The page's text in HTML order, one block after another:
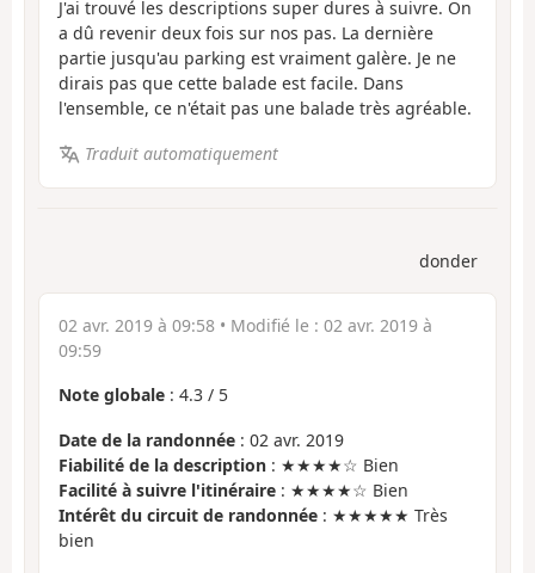
J'ai trouvé les descriptions super dures à suivre. On
a dû revenir deux fois sur nos pas. La dernière
partie jusqu'au parking est vraiment galère. Je ne
dirais pas que cette balade est facile. Dans
l'ensemble, ce n'était pas une balade très agréable.
Traduit automatiquement
donder
02 avr. 2019 à 09:58 • Modifié le : 02 avr. 2019 à
09:59
Note globale : 4.3 / 5
Date de la randonnée : 02 avr. 2019
Fiabilité de la description : ★★★★☆ Bien
Facilité à suivre l'itinéraire : ★★★★☆ Bien
Intérêt du circuit de randonnée : ★★★★★ Très
bien